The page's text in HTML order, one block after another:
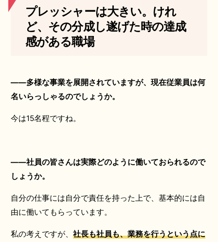
プレッシャーは大きい。けれ
ど、その分成し遂げた時の達成
感がある職場
――多様な事業を展開されていますが、現在従業員は何
名いらっしゃるのでしょうか。
今は15名程ですね。
――社員の皆さんは実際どのように働いておられるので
しょうか。
自分の仕事には自分で責任を持った上で、基本的には自
由に働いてもらっています。
私の考えですが、 社長も社員も、業務を行うという点に